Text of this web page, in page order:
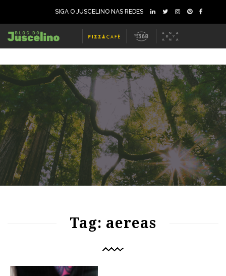
SIGA O JUSCELINO NAS REDES
Tag: aereas